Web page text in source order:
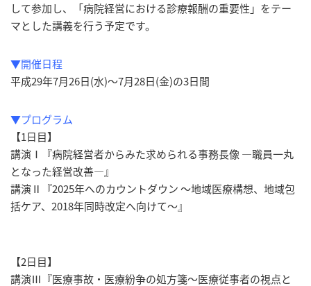
して参加し、「病院経営における診療報酬の重要性」をテー
マとした講義を行う予定です。
▼開催日程
平成29年7月26日(水)～7月28日(金)の3日間
▼プログラム
【1日目】
講演Ⅰ『病院経営者からみた求められる事務長像 ―職員一丸
となった経営改善―』
講演Ⅱ『2025年へのカウントダウン ～地域医療構想、地域包
括ケア、2018年同時改定へ向けて～』
【2日目】
講演Ⅲ『医療事故・医療紛争の処方箋～医療従事者の視点と